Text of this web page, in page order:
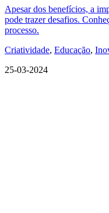
Apesar dos benefícios, a
pode trazer desafios.
processo.
Criatividade, Educação,
25-03-2024